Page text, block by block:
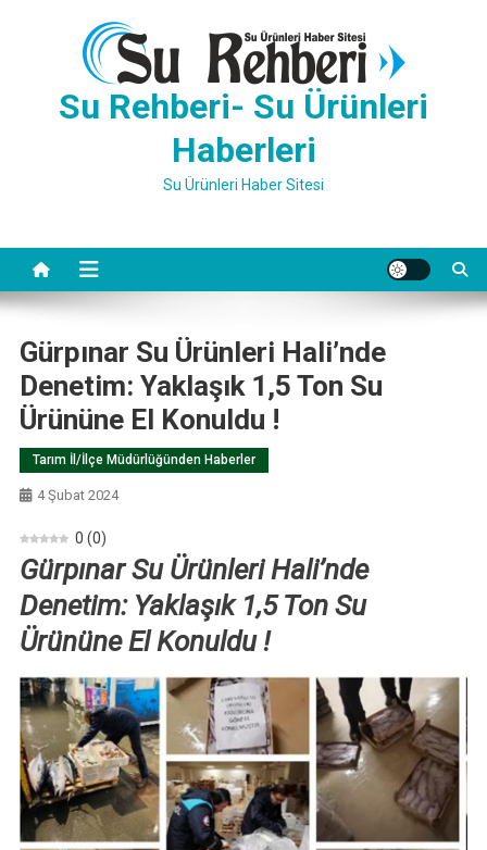
Su Rehberi- Su Ürünleri
Haberleri
Su Ürünleri Haber Sitesi
Gürpınar Su Ürünleri Hali’nde
Denetim: Yaklaşık 1,5 Ton Su
Ürününe El Konuldu !
Tarım İl/İlçe Müdürlüğünden Haberler
4 Şubat 2024
0 (0)
Gürpınar Su Ürünleri Hali’nde
Denetim: Yaklaşık 1,5 Ton Su
Ürününe El Konuldu !